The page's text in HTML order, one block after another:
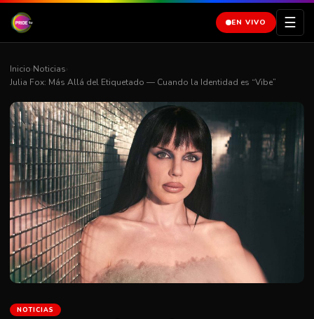
EN VIVO ☰
Inicio›Noticias›
Julia Fox: Más Allá del Etiquetado — Cuando la Identidad es “Vibe”
NOTICIAS